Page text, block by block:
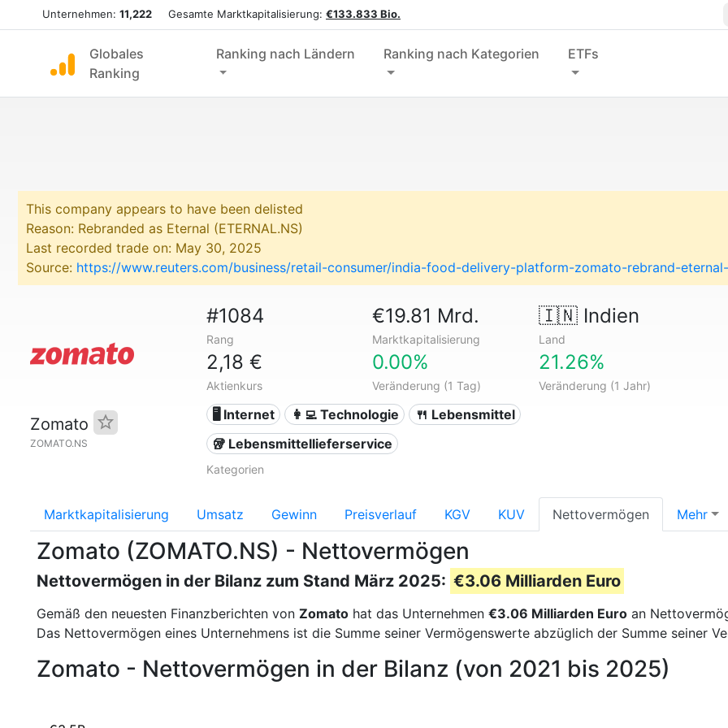
Unternehmen: 11,222 Gesamte Marktkapitalisierung: €133.833 Bio.
Globales
Ranking
Ranking nach Ländern Ranking nach Kategorien ETFs
This company appears to have been delisted
Reason: Rebranded as Eternal (ETERNAL.NS)
Last recorded trade on: May 30, 2025
Source: https://www.reuters.com/business/retail-consumer/india-food-delivery-platform-zomato-rebrand-
Zomato
ZOMATO.NS
#1084
Rang
€19.81 Mrd.
Marktkapitalisierung
🇮🇳Indien
Land
2,18 €
Aktienkurs
0.00%
Veränderung (1 Tag)
21.26%
Veränderung (1 Jahr)
🖥️ Internet 👩‍💻 Technologie
🍴 Lebensmittel
🥡 Lebensmittellieferservice
Kategorien
Marktkapitalisierung Umsatz Gewinn Preisverlauf KGV KUV Nettovermögen Mehr
Zomato (ZOMATO.NS) - Nettovermögen
Nettovermögen in der Bilanz zum Stand März 2025: €3.06 Milliarden Euro
Gemäß den neuesten Finanzberichten von Zomato hat das Unternehmen €3.06 Milliarden Euro an
Das Nettovermögen eines Unternehmens ist die Summe seiner Vermögenswerte abzüglich der Summe seiner
Zomato - Nettovermögen in der Bilanz (von 2021 bis 2025)